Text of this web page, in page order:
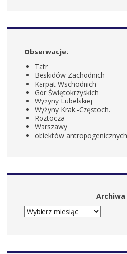
Obserwacje:
Tatr
Beskidów Zachodnich
Karpat Wschodnich
Gór Świętokrzyskich
Wyżyny Lubelskiej
Wyżyny Krak.-Częstoch.
Roztocza
Warszawy
obiektów antropogenicznych
Archiwa
ARCHIWA